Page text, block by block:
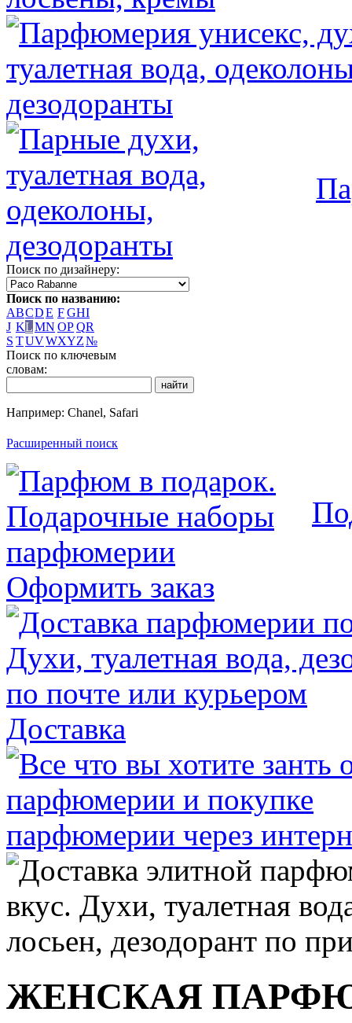
Поиск по дизайнеру:
Поиск по названию:
ABCDE FGHI
J KLMN OPQR
S TUVWXYZ№
Поиск по ключевым
словам:
Например: Chanel, Safari
Расширенный поиск
Оформить заказ
Доставка
ЖЕНСКАЯ